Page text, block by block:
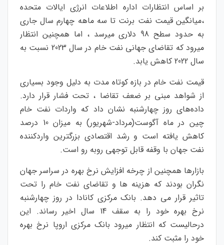
بر اساس انتظارات اداره اطلاعات انرژی ایالات متحده
،میانگین قیمت نفت برنت تا سه ماهه چهارم سال جاری
به حدود سطح 98 دلاری میرسد ، اما همچنین انتظار
میرود که تقاضای جهانی نفت خام در سال 2023 نسبت به
سال 2022 کاهش یابد.
قیمت نفت خام در بازه کوتاه مدت به دلیل وجود بسیاری
از شواهد مبنی بر ضعف تقاضا ، تحت فشار قرار دارد.
داده‌های روز چهارشنبه نشان داد که واردات نفت خام
چین در ماه آگوست(مرداد-شهریور) به میزان 10 درصد
کاهش یافته است و رشد اقتصادی بزرگترین واردکننده
نفت جهان با وقفه قابل توجهی روبه رو است.
بازارها همچنین از چرخه افزایش نرخ بهره در سراسر جهان
نگران بودند که هزینه ها و تقاضای نفت خام را تحت
تاثیر قرار می دهد. بانک مرکزی کانادا در روز چهارشنبه
نرخ بهره خود را به سقف 14 سال اخیر رساند. این
درحالیست که انتظار میرود بانک مرکزی اروپا نرخ بهره
خود را مثبت کند.